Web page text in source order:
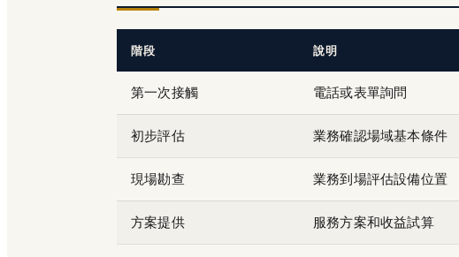
階段 說明
第一次接觸 電話或表單詢問
初步評估 業務確認場域基本條件
現場勘查 業務到場評估設備位置
方案提供 服務方案和收益試算